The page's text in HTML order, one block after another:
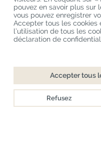
pouvez en savoir plus sur
vous pouvez enregistrer
Accepter tous les cookies
l’utilisation de tous les
déclaration de
Accepter tous
Refusez
Copyright©
Cibdol France, Place des
KvK: